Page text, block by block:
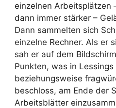
einzelnen Arbeitsplätzen
dann immer stärker –
Dann sammelten sich
einzelne Rechner. Als er
sah er auf dem
Punkten, was in
beziehungsweise
beschloss, am Ende der
Arbeitsblätter